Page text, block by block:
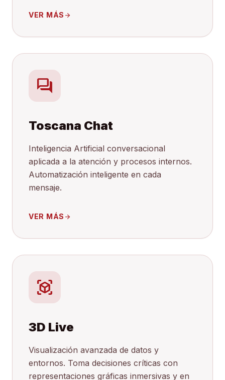
VER MÁS arrow_forward
forum
Toscana Chat
Inteligencia Artificial conversacional
aplicada a la atención y procesos internos.
Automatización inteligente en cada
mensaje.
VER MÁS arrow_forward
view_in_ar
3D Live
Visualización avanzada de datos y
entornos. Toma decisiones críticas con
representaciones gráficas inmersivas y en